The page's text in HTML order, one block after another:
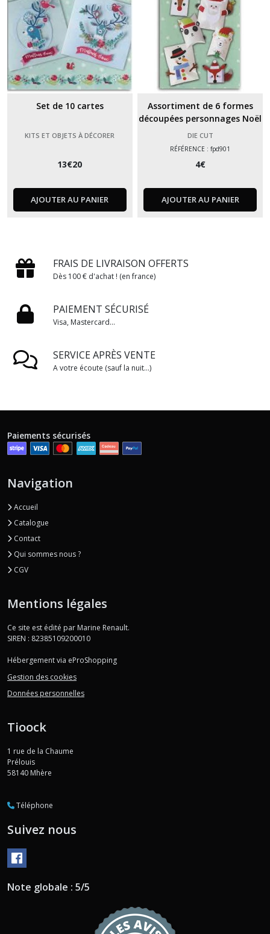
Set de 10 cartes
KITS ET OBJETS À DÉCORER
13€20
AJOUTER AU PANIER
Assortiment de 6 formes
découpées personnages Noël
DIE CUT
RÉFÉRENCE : fpd901
4€
AJOUTER AU PANIER
FRAIS DE LIVRAISON OFFERTS
Dès 100 € d'achat ! (en france)
PAIEMENT SÉCURISÉ
Visa, Mastercard...
SERVICE APRÈS VENTE
A votre écoute (sauf la nuit...)
Paiements sécurisés
Navigation
Accueil
Catalogue
Contact
Qui sommes nous ?
CGV
Mentions légales
Ce site est édité par Marine Renault.
SIREN : 82385109200010
Hébergement via eProShopping
Gestion des cookies
Données personnelles
Tioock
1 rue de la Chaume
Prélouis
58140 Mhère
Téléphone
Suivez nous
Note globale : 5/5